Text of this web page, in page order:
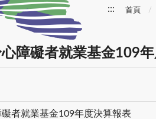
::: 首頁
障礙者就業基金109
者就業基金109年度決算報表